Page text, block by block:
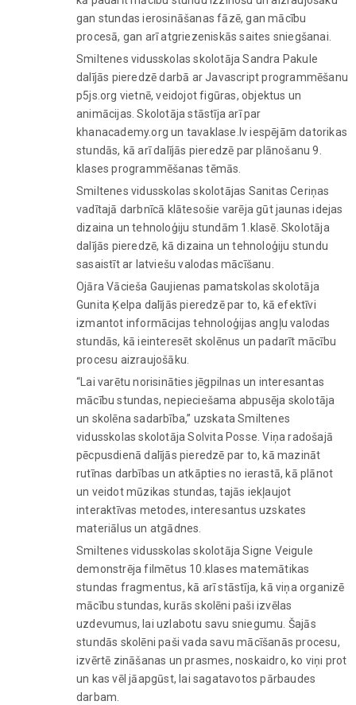
gan stundas ierosināšanas fāzē, gan mācību
procesā, gan arī atgriezeniskās saites sniegšanai.
Smiltenes vidusskolas skolotāja Sandra Pakule
dalījās pieredzē darbā ar Javascript programmēšanu
p5js.org vietnē, veidojot figūras, objektus un
animācijas. Skolotāja stāstīja arī par
khanacademy.org un tavaklase.lv iespējām datorikas
stundās, kā arī dalījās pieredzē par plānošanu 9.
klases programmēšanas tēmās.
Smiltenes vidusskolas skolotājas Sanitas Ceriņas
vadītajā darbnīcā klātesošie varēja gūt jaunas idejas
dizaina un tehnoloģiju stundām 1.klasē. Skolotāja
dalījās pieredzē, kā dizaina un tehnoloģiju stundu
sasaistīt ar latviešu valodas mācīšanu.
Ojāra Vācieša Gaujienas pamatskolas skolotāja
Gunita Ķelpa dalījās pieredzē par to, kā efektīvi
izmantot informācijas tehnoloģijas angļu valodas
stundās, kā ieinteresēt skolēnus un padarīt mācību
procesu aizraujošāku.
“Lai varētu norisināties jēgpilnas un interesantas
mācību stundas, nepieciešama abpusēja skolotāja
un skolēna sadarbība,” uzskata Smiltenes
vidusskolas skolotāja Solvita Posse. Viņa radošajā
pēcpusdienā dalījās pieredzē par to, kā mazināt
rutīnas darbības un atkāpties no ierastā, kā plānot
un veidot mūzikas stundas, tajās iekļaujot
interaktīvas metodes, interesantus uzskates
materiālus un atgādnes.
Smiltenes vidusskolas skolotāja Signe Veigule
demonstrēja filmētus 10.klases matemātikas
stundas fragmentus, kā arī stāstīja, kā viņa organizē
mācību stundas, kurās skolēni paši izvēlas
uzdevumus, lai uzlabotu savu sniegumu. Šajās
stundās skolēni paši vada savu mācīšanās procesu,
izvērtē zināšanas un prasmes, noskaidro, ko viņi prot
un kas vēl jāapgūst, lai sagatavotos pārbaudes
darbam.